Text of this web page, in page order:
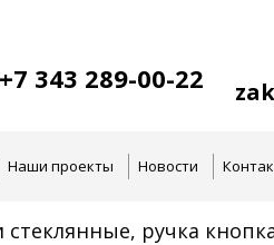
+7 343 289-00-22
Наши проекты Новости
стеклянные, ручка